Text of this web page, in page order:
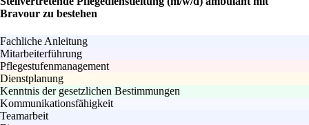
Bravour zu bestehen
Fachliche Anleitung
Mitarbeiterführung
Pflegestufenmanagement
Dienstplanung
Kenntnis der gesetzlichen Bestimmungen
Kommunikationsfähigkeit
Teamarbeit